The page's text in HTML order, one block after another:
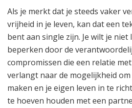
Als je merkt dat je steeds vaker
vrijheid in je leven, kan dat een
bent aan single zijn. Je wilt je niet
beperken door de
compromissen die een relatie
verlangt naar de mogelijkheid
maken en je eigen leven in te
te hoeven houden met een